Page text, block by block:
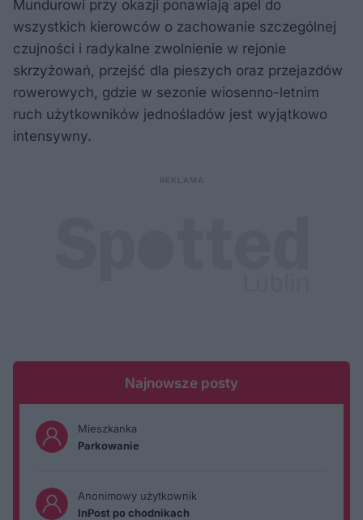
Mundurowi przy okazji ponawiają apel do
wszystkich kierowców o zachowanie szczególnej
czujności i radykalne zwolnienie w rejonie
skrzyżowań, przejść dla pieszych oraz przejazdów
rowerowych, gdzie w sezonie wiosenno-letnim
ruch użytkowników jednośladów jest wyjątkowo
intensywny.
Najnowsze posty
Mieszkanka
Parkowanie
Anonimowy użytkownik
InPost po chodnikach